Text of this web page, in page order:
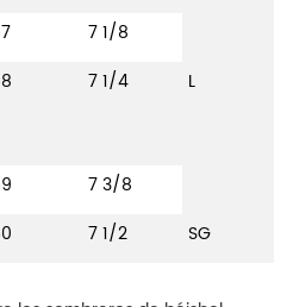
7 1/8
7 1/4 L
7 3/8
7 1/2 SG